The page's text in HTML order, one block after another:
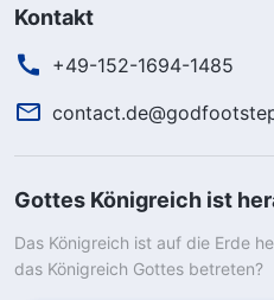
Kontakt
+49-152-1694-1485
Gottes Königreich ist
Das Königreich ist auf die Erde
das Königreich Gottes betreten?